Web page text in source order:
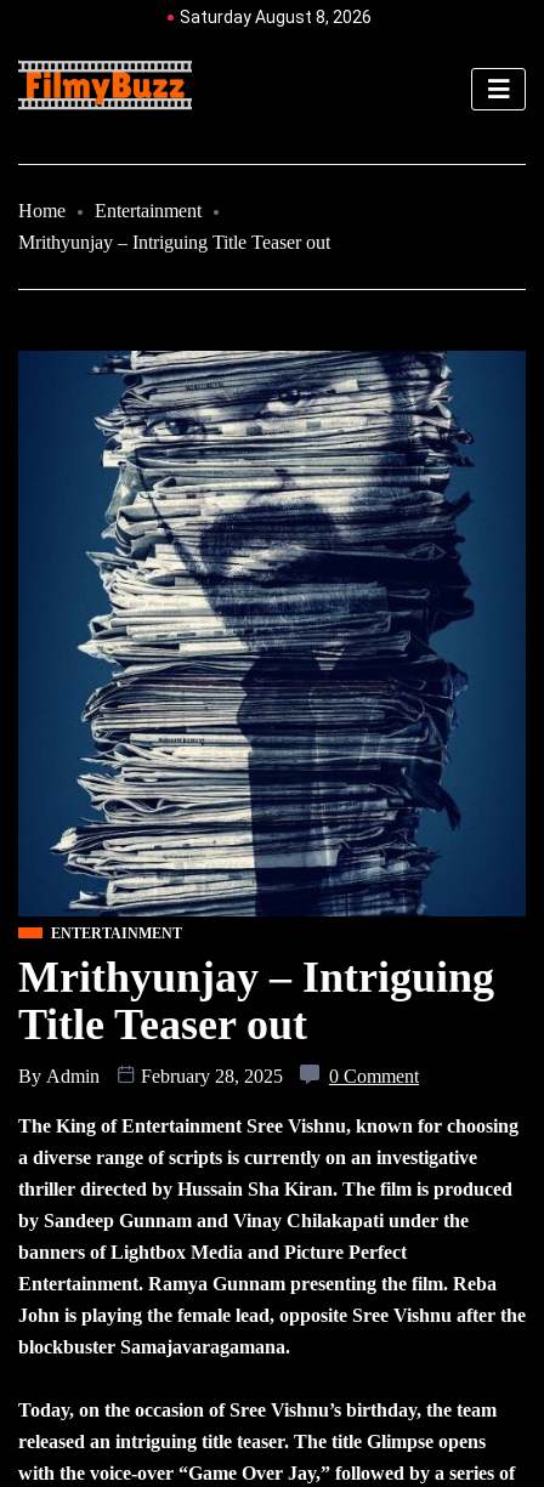
Saturday August 8, 2026
Home
Entertainment
Mrithyunjay – Intriguing Title Teaser out
ENTERTAINMENT
Mrithyunjay – Intriguing
Title Teaser out
By Admin February 28, 2025 0 Comment
The King of Entertainment Sree Vishnu, known for choosing
a diverse range of scripts is currently on an investigative
thriller directed by Hussain Sha Kiran. The film is produced
by Sandeep Gunnam and Vinay Chilakapati under the
banners of Lightbox Media and Picture Perfect
Entertainment. Ramya Gunnam presenting the film. Reba
John is playing the female lead, opposite Sree Vishnu after the
blockbuster Samajavaragamana.
Today, on the occasion of Sree Vishnu’s birthday, the team
released an intriguing title teaser. The title Glimpse opens
with the voice-over “Game Over Jay,” followed by a series of